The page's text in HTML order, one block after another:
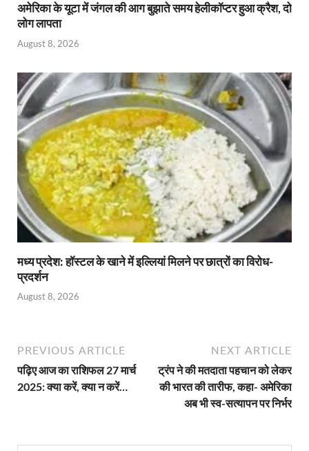
अमेरिका के यूटा में जंगल की आग बुझाते समय हेलीकॉप्टर हुआ क्रैश, दो
लोग लापता
August 8, 2026
मध्य प्रदेश: हॉस्टल के खाने में इल्लियां मिलने पर छात्रों का विरोध-
प्रदर्शन
August 8, 2026
PREVIOUS ARTICLE
पढ़िए आज का राशिफल 27 मार्च
2025: क्या करें, क्या न करें…
NEXT ARTICLE
ट्रंप ने की मतदाता पहचान को लेकर
की भारत की तारीफ, कहा- अमेरिका
अब भी स्व-सत्यापन पर निर्भर